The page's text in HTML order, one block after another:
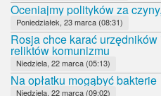
Oceniajmy polityków za
Poniedziałek, 23 marca (08:31)
Rosja chce karać
reliktów komunizmu
Niedziela, 22 marca (05:13)
Na opłatku mogąbyć bakterie
Niedziela, 22 marca (09:02)